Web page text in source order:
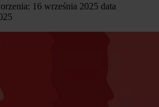
16 września 2025 data